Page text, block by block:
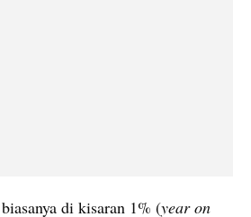
di kisaran 1% (year on